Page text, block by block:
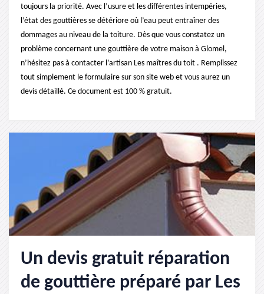
toujours la priorité. Avec l’usure et les différentes intempéries,
l’état des gouttières se détériore où l’eau peut entraîner des
dommages au niveau de la toiture. Dès que vous constatez un
problème concernant une gouttière de votre maison à Glomel,
n’hésitez pas à contacter l’artisan Les maîtres du toit . Remplissez
tout simplement le formulaire sur son site web et vous aurez un
devis détaillé. Ce document est 100 % gratuit.
Un devis gratuit réparation
de gouttière préparé par Les